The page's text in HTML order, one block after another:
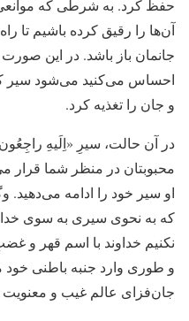
حفظ کرد. به شرطی که
آن‌ها را رقیق کرده باشیم تا
جانمان باز باشد. در این صورت
احساس می‌کنید می‌شود سیر
و جان را تغذیه کرد.
در آن حالت، سیرِ «اِلَیهِ
محبوبتان در منظر شما قرار
او سیر خود را ادامه
که به نحوی ‌سیری به سوی خدا
نکنیم خداوند با اسم قهر و
و طوری وارد جنبه‌ باطنی
جان‌فزای عالم غیب و